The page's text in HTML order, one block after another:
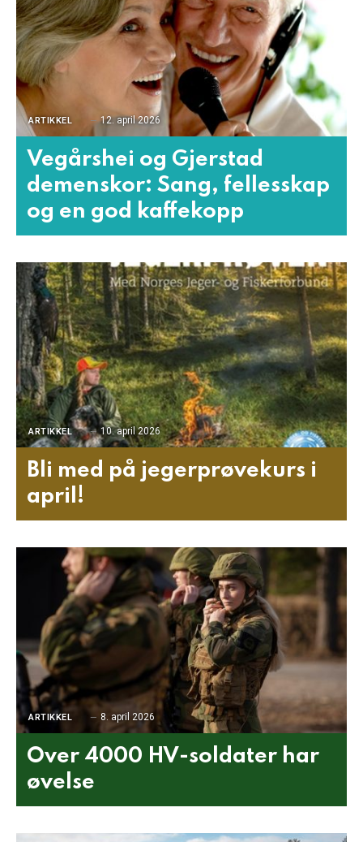
ARTIKKEL 12. april 2026
Vegårshei og Gjerstad
demenskor: Sang, fellesskap
og en god kaffekopp
ARTIKKEL 10. april 2026
Bli med på jegerprøvekurs i
april!
ARTIKKEL 8. april 2026
Over 4000 HV-soldater har
øvelse